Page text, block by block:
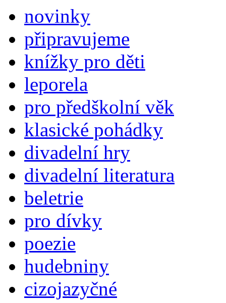
novinky
připravujeme
knížky pro děti
leporela
pro předškolní věk
klasické pohádky
divadelní hry
divadelní literatura
beletrie
pro dívky
poezie
hudebniny
cizojazyčné